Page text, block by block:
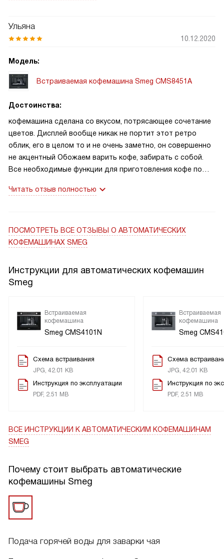
Ульяна
10.12.2020
Модель:
Встраиваемая кофемашина Smeg CMS8451A
Достоинства:
кофемашина сделана со вкусом, потрясающее сочетание
цветов. Дисплей вообще никак не портит этот ретро
облик, его в целом то и не очень заметно, он совершенно
не акцентный Обожаем варить кофе, забирать с собой.
Все необходимые функции для приготовления кофе по
Читать отзыв полностью
ПОСМОТРЕТЬ ВСЕ ОТЗЫВЫ О АВТОМАТИЧЕСКИХ
КОФЕМАШИНАХ SMEG
Инструкции для автоматических кофемашин
Smeg
Встраиваемая
кофемашина
Smeg CMS4101N
Схема встраивания
JPG, 42.01 KB
Инструкция по эксплуатации
PDF, 2.51 MB
Встраиваемая
кофемашина
Smeg
Схема
JPG, 42.01 KB
Инструкция по
PDF, 2.51 MB
ВСЕ ИНСТРУКЦИИ К АВТОМАТИЧЕСКИМ КОФЕМАШИНАМ
SMEG
Почему стоит выбрать автоматические
кофемашины Smeg
Подача горячей воды для заварки чая